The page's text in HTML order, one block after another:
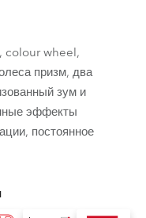
colour wheel,
призм, два
зум и
эффекты
постоянное